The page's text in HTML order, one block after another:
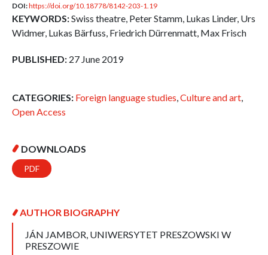
DOI:https://doi.org/10.18778/8142-203-1.19
KEYWORDS:Swiss theatre, Peter Stamm, Lukas Linder, Urs
Widmer, Lukas Bärfuss, Friedrich Dürrenmatt, Max Frisch
PUBLISHED: 27 June 2019
CATEGORIES: Foreign language studies Culture and art
Open Access
DOWNLOADS
PDF
AUTHOR BIOGRAPHY
JÁN JAMBOR, UNIWERSYTET PRESZOWSKI W
PRESZOWIE